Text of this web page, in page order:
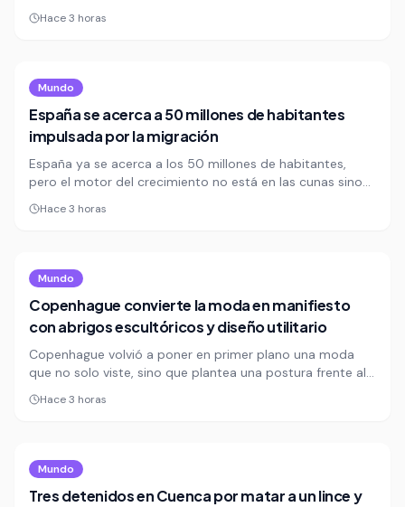
y promesas incumplidas en México y Colombia. Una
investigación reunió testimonios, documentos y chats de
Hace 3 horas
Mundo
España se acerca a 50 millones de habitantes
impulsada por la migración
España ya se acerca a los 50 millones de habitantes,
pero el motor del crecimiento no está en las cunas sino
en la llegada de migrantes. Colombianos, venezolanos y
marroquíes encabezan el saldo migratorio que está
Hace 3 horas
Mundo
Copenhague convierte la moda en manifiesto
con abrigos escultóricos y diseño utilitario
Copenhague volvió a poner en primer plano una moda
que no solo viste, sino que plantea una postura frente al
presente. La Semana de la Moda danesa exhibe abrigos
arquitectónicos, siluetas deconstruidas y una apuesta
Hace 3 horas
Mundo
Tres detenidos en Cuenca por matar a un lince y